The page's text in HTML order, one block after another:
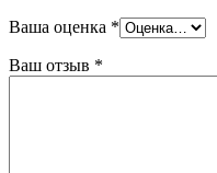
Ваша оценка *
Ваш отзыв *